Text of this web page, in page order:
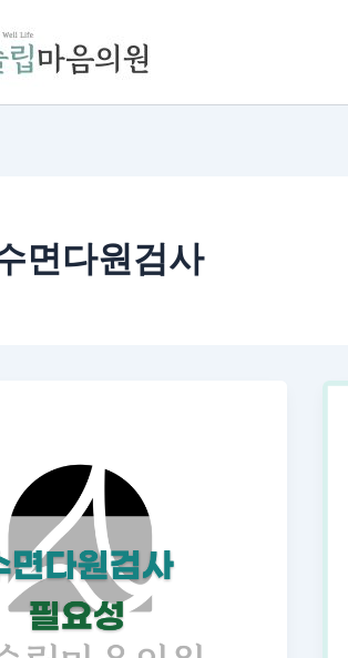
면다원검사